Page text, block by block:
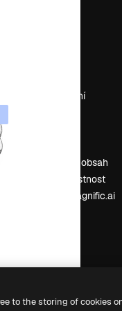
vyhledávání
Prodávejte obsah
Tisková místnost
Hledáte magnific.ai
to the storing of cookies